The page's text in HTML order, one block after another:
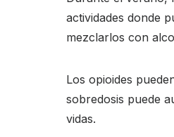
actividades donde
mezclarlos con
Los opioides
sobredosis puede
vidas.